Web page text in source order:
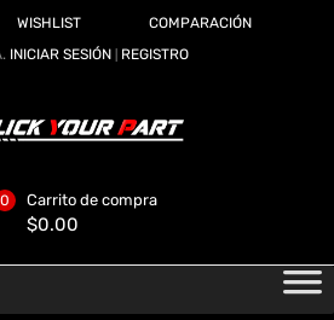
WISHLIST
COMPARACIÓN
INICIAR SESIÓN REGISTRO
Carrito de compra
$0.00
0